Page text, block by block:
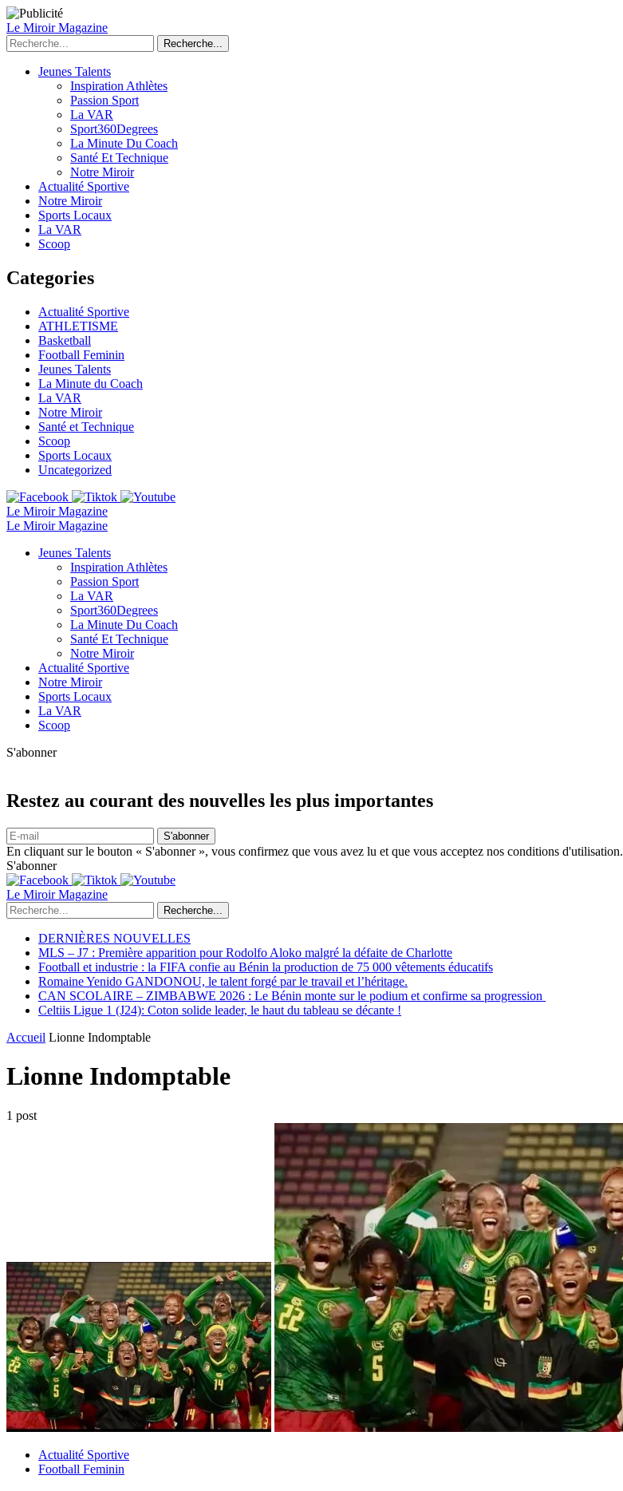
Le Miroir Magazine
Recherche...
Jeunes Talents
Inspiration Athlètes
Passion Sport
La VAR
Sport360Degrees
La Minute Du Coach
Santé Et Technique
Notre Miroir
Actualité Sportive
Notre Miroir
Sports Locaux
La VAR
Scoop
Categories
Actualité Sportive
ATHLETISME
Basketball
Football Feminin
Jeunes Talents
La Minute du Coach
La VAR
Notre Miroir
Santé et Technique
Scoop
Sports Locaux
Uncategorized
Le Miroir Magazine
Le Miroir Magazine
Jeunes Talents
Inspiration Athlètes
Passion Sport
La VAR
Sport360Degrees
La Minute Du Coach
Santé Et Technique
Notre Miroir
Actualité Sportive
Notre Miroir
Sports Locaux
La VAR
Scoop
S'abonner
Restez au courant des nouvelles les plus importantes
S'abonner
En cliquant sur le bouton « S'abonner », vous confirmez que vous avez lu et que vous acceptez nos conditions d'utilisation.
S'abonner
Le Miroir Magazine
Recherche...
DERNIÈRES NOUVELLES
MLS – J7 : Première apparition pour Rodolfo Aloko malgré la défaite de Charlotte
Football et industrie : la FIFA confie au Bénin la production de 75 000 vêtements éducatifs
Romaine Yenido GANDONOU, le talent forgé par le travail et l’héritage.
CAN SCOLAIRE – ZIMBABWE 2026 : Le Bénin monte sur le podium et confirme sa progression
Celtiis Ligue 1 (J24): Coton solide leader, le haut du tableau se décante !
Accueil Lionne Indomptable
Lionne Indomptable
1 post
Actualité Sportive
Football Feminin